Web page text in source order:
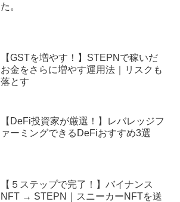
た。
【GSTを増やす！】STEPNで稼いだ
お金をさらに増やす運用法｜リスクも
落とす
【DeFi投資家が厳選！】レバレッジフ
ァーミングできるDeFiおすすめ3選
【５ステップで完了！】バイナンス
NFT → STEPN｜スニーカーNFTを送